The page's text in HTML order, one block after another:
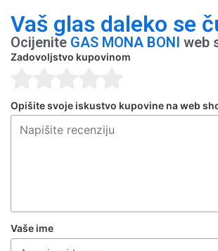
Vaš glas daleko se
Ocijenite GAS MONA BONI web
Zadovoljstvo kupovinom
Opišite svoje iskustvo kupovine na web
Vaše ime